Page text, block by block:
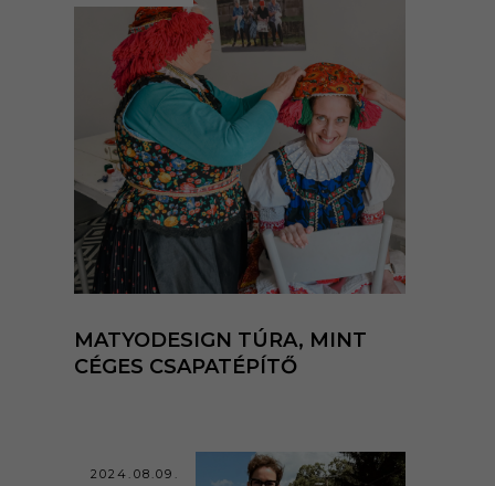
MATYODESIGN TÚRA, MINT
CÉGES CSAPATÉPÍTŐ
2024.08.09.